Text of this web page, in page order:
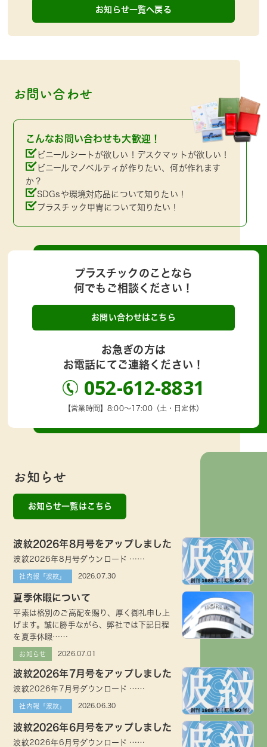
お知らせ一覧へ戻る
お問い合わせ
こんなお問い合わせも大歓迎！
ビニールシートが欲しい！デスクマットが欲しい！
ビニールでノベルティが作りたい、何が作れます
か？
SDGsや環境対応品について知りたい！
プラスチック甲冑について知りたい！
プラスチックのことなら
何でもご相談ください！
お問い合わせはこちら
お急ぎの方は
お電話にてご連絡ください！
052-612-8831
【営業時間】8:00～17:00（土・日定休）
お知らせ
お知らせ一覧はこちら
波紋2026年8月号をアップしました
波紋2026年8月号ダウンロード ……
社内報「波紋」 2026.07.30
夏季休暇について
平素は格別のご高配を賜り、厚く御礼申し上
げます。誠に勝手ながら、弊社では下記日程
を夏季休暇……
お知らせ 2026.07.01
波紋2026年7月号をアップしました
波紋2026年7月号ダウンロード ……
社内報「波紋」 2026.06.30
波紋2026年6月号をアップしました
波紋2026年6月号ダウンロード ……